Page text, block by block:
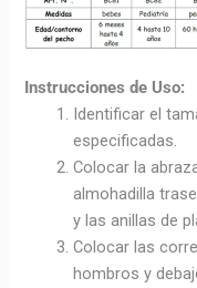
Instrucciones de Uso:
Identificar el
especificadas.
Colocar la
almohadilla
y las anillas de
Colocar las
hombros y